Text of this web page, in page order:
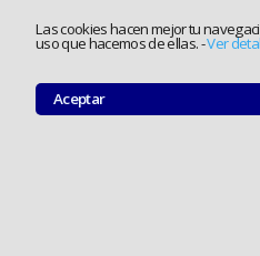
Las cookies hacen mejor tu
uso que hacemos de ellas.-Ver
Aceptar